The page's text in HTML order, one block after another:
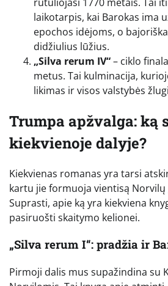
laikotarpis, kai Barokas ima
epochos idėjoms, o
didžiulius lūžius.
„Silva rerum IV“– ciklo
metus. Tai kulminacija,
likimas ir visos valstybės
Trumpa apžvalga: ką
kiekvienoje dalyje?
Kiekvienas romanas yra tarsi
kartu jie formuoja vientisą Norvilų
Suprasti, apie ką yra kiekviena
pasiruošti skaitymo kelionei.
„Silva rerum I“: pradžia ir
Pirmoji dalis mus supažindina su